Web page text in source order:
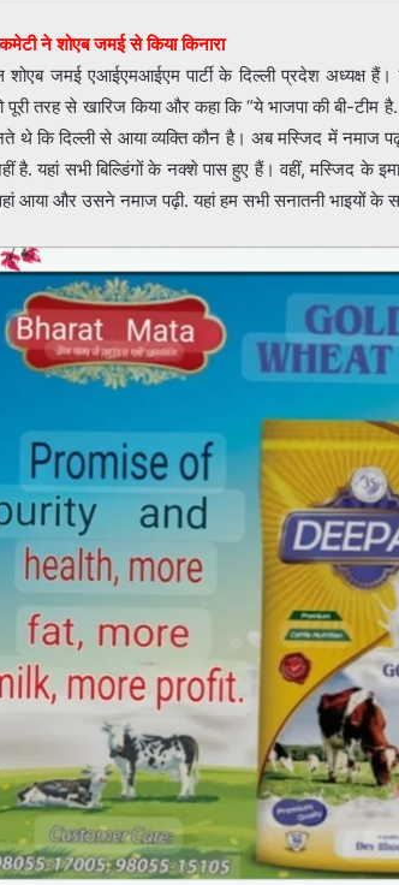
ने शोएब जमई से किया किनारा
जमई एआईएमआईएम पार्टी के दिल्ली प्रदेश अध्यक्ष
पूरी तरह से खारिज किया और कहा कि “ये भाजपा की बी-टीम
थे कि दिल्ली से आया व्यक्ति कौन है। अब मस्जिद में नमाज
है. यहां सभी बिल्डिंगों के नक्शे पास हुए हैं। वहीं, मस्जिद के
आया और उसने नमाज पढ़ी. यहां हम सभी सनातनी भाइयों के